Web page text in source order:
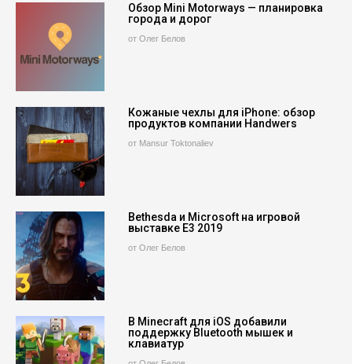
Обзор Mini Motorways — планировка
города и дорог
от Олег Белов
Кожаные чехлы для iPhone: обзор
продуктов компании Handwers
от Mansur Toktonaliev
Bethesda и Microsoft на игровой
выставке E3 2019
от Олег Белов
В Minecraft для iOS добавили
поддержку Bluetooth мышек и
клавиатур